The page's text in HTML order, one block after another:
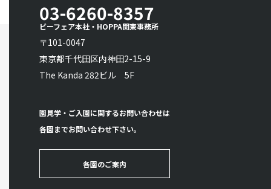
03-6260-8357
ビーフェア本社・HOPPA関東事務所
〒101-0047
東京都千代田区内神田2-15-9
The Kanda 282ビル 5F
園見学・ご入園に関するお問い合わせは
各園までお問い合わせ下さい。
各園のご案内